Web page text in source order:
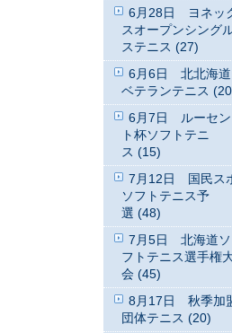
6月28日 ヨネッ
スオープンシング
ステニス (27)
6月6日 北北海道
ベテランテニス
6月7日 ルーセン
ト杯ソフトテニ
ス (15)
7月12日 国民ス
ソフトテニス予
選 (48)
7月5日 北海道ソ
フトテニス選手権
会 (45)
8月17日 秋季加
団体テニス (20)